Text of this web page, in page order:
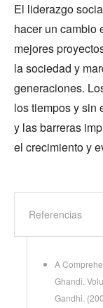
El liderazgo
hacer un cambio
mejores
la sociedad y
generaciones.
los tiempos y sin
y las barreras
el crecimiento y
Referencias
A
Ghandi.
Gandhi.